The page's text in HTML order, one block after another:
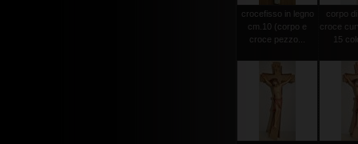
crocefisso in legno
cm.10 (corpo e
croce pezzo...
corpo
croce
15